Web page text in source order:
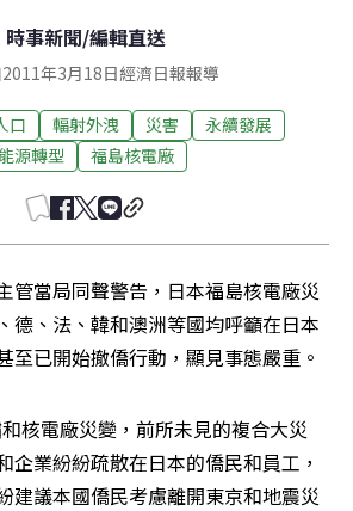
時事新聞/編輯直送
年3月18日經濟日報報導
口 輻射外洩 災害
永續發展
能源轉型
福島核電廠
管當局同聲警告，日本福島核電廠災
德、法、韓和澳洲等國均呼籲在日本
至已開始撤僑行動，顯見事態嚴重。
核電廠災變，前所未見的複合大災
企業紛紛疏散在日本的僑民和員工，
建議本國僑民考慮離開東京和地震災